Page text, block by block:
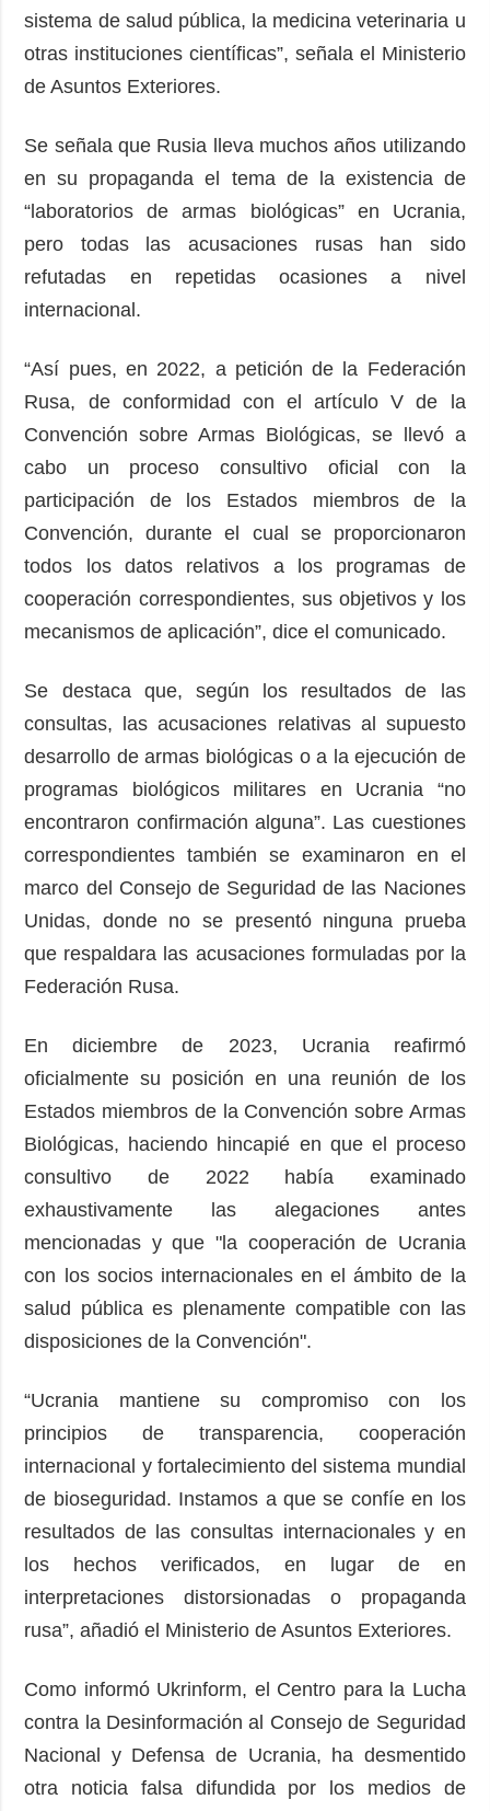
sistema de salud pública, la medicina veterinaria u
otras instituciones científicas”, señala el Ministerio
de Asuntos Exteriores.
Se señala que Rusia lleva muchos años utilizando
en su propaganda el tema de la existencia de
“laboratorios de armas biológicas” en Ucrania,
pero todas las acusaciones rusas han sido
refutadas en repetidas ocasiones a nivel
internacional.
“Así pues, en 2022, a petición de la Federación
Rusa, de conformidad con el artículo V de la
Convención sobre Armas Biológicas, se llevó a
cabo un proceso consultivo oficial con la
participación de los Estados miembros de la
Convención, durante el cual se proporcionaron
todos los datos relativos a los programas de
cooperación correspondientes, sus objetivos y los
mecanismos de aplicación”, dice el comunicado.
Se destaca que, según los resultados de las
consultas, las acusaciones relativas al supuesto
desarrollo de armas biológicas o a la ejecución de
programas biológicos militares en Ucrania “no
encontraron confirmación alguna”. Las cuestiones
correspondientes también se examinaron en el
marco del Consejo de Seguridad de las Naciones
Unidas, donde no se presentó ninguna prueba
que respaldara las acusaciones formuladas por la
Federación Rusa.
En diciembre de 2023, Ucrania reafirmó
oficialmente su posición en una reunión de los
Estados miembros de la Convención sobre Armas
Biológicas, haciendo hincapié en que el proceso
consultivo de 2022 había examinado
exhaustivamente las alegaciones antes
mencionadas y que "la cooperación de Ucrania
con los socios internacionales en el ámbito de la
salud pública es plenamente compatible con las
disposiciones de la Convención".
“Ucrania mantiene su compromiso con los
principios de transparencia, cooperación
internacional y fortalecimiento del sistema mundial
de bioseguridad. Instamos a que se confíe en los
resultados de las consultas internacionales y en
los hechos verificados, en lugar de en
interpretaciones distorsionadas o propaganda
rusa”, añadió el Ministerio de Asuntos Exteriores.
Como informó Ukrinform, el Centro para la Lucha
contra la Desinformación al Consejo de Seguridad
Nacional y Defensa de Ucrania, ha desmentido
otra noticia falsa difundida por los medios de